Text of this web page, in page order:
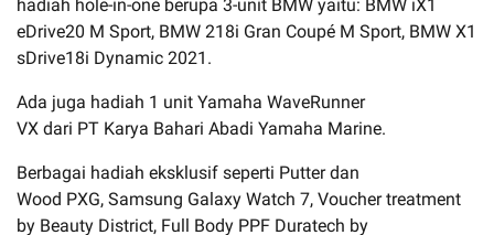
hadiah hole-in-one berupa 3-unit BMW yaitu: BMW iX1
eDrive20 M Sport, BMW 218i Gran Coupé M Sport, BMW X1
sDrive18i Dynamic 2021.
Ada juga hadiah 1 unit Yamaha WaveRunner
VX dari PT Karya Bahari Abadi Yamaha Marine.
Berbagai hadiah eksklusif seperti Putter dan
Wood PXG, Samsung Galaxy Watch 7, Voucher treatment
by Beauty District, Full Body PPF Duratech by